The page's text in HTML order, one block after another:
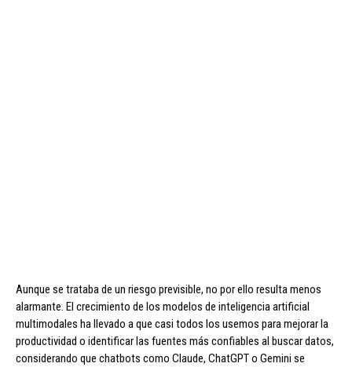
Aunque se trataba de un riesgo previsible, no por ello resulta menos
alarmante. El crecimiento de los modelos de inteligencia artificial
multimodales ha llevado a que casi todos los usemos para mejorar la
productividad o identificar las fuentes más confiables al buscar datos,
considerando que chatbots como Claude, ChatGPT o Gemini se